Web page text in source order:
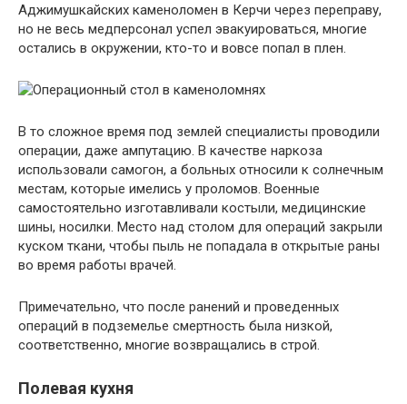
Аджимушкайских каменоломен в Керчи через переправу,
но не весь медперсонал успел эвакуироваться, многие
остались в окружении, кто-то и вовсе попал в плен.
В то сложное время под землей специалисты проводили
операции, даже ампутацию. В качестве наркоза
использовали самогон, а больных относили к солнечным
местам, которые имелись у проломов. Военные
самостоятельно изготавливали костыли, медицинские
шины, носилки. Место над столом для операций закрыли
куском ткани, чтобы пыль не попадала в открытые раны
во время работы врачей.
Примечательно, что после ранений и проведенных
операций в подземелье смертность была низкой,
соответственно, многие возвращались в строй.
Полевая кухня